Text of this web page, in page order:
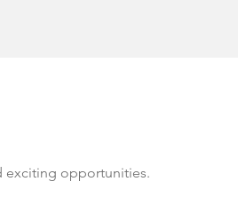
exciting opportunities.